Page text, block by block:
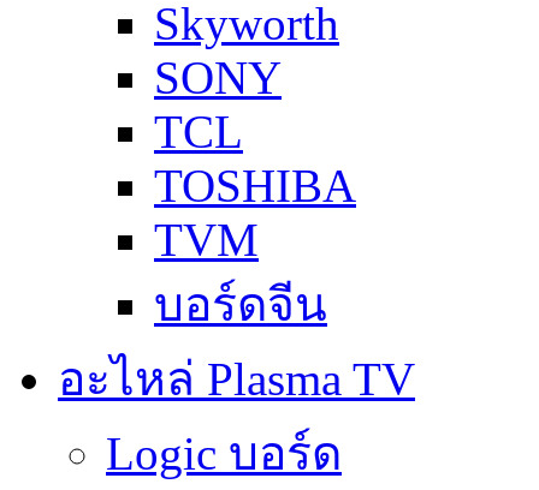
Skyworth
SONY
TCL
TOSHIBA
TVM
บอร์ดจีน
อะไหล่ Plasma TV
Logic บอร์ด